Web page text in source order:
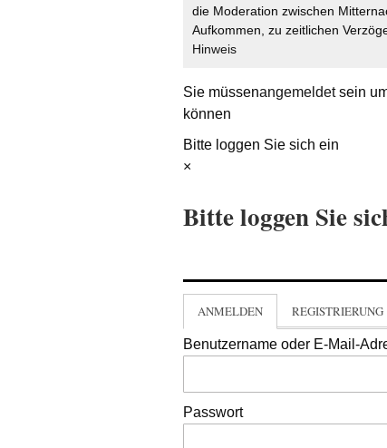
die Moderation zwischen
Aufkommen, zu zeitlichen
Hinweis
Sie müssenangemeldetsein
können
Bitte loggen Sie sich ein
×
Bitte loggen Sie
ANMELDEN REGISTRIERUNG
Benutzername oder E-Mail-
Passwort